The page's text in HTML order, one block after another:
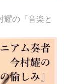
の『音楽と